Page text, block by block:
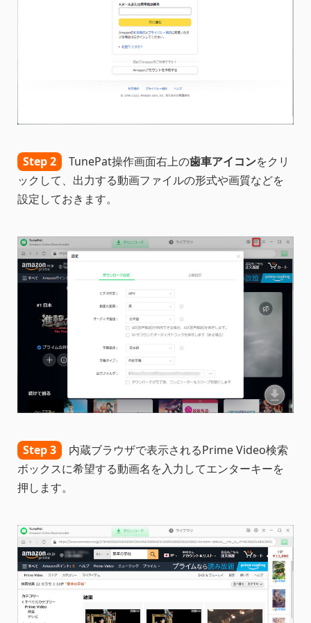
Step 2 TunePat操作画面右上の歯車アイコンをクリ
ックして、出力する動画ファイルの形式や画質などを
設定しておきます。
Step 3
内蔵ブラウザで表示されるPrime Video検索
ボックスに希望する動画名を入力してエンターキーを
押します。